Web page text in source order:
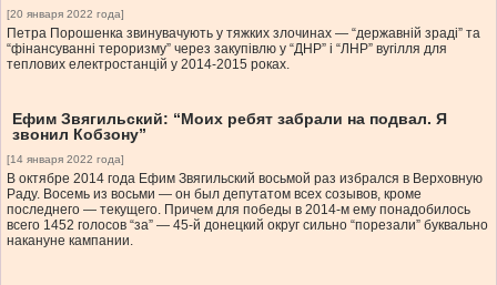
[20 января 2022 года]
Петра Порошенка звинувачують у тяжких злочинах — “державній зраді” та
“фінансуванні тероризму” через закупівлю у “ДНР” і “ЛНР” вугілля для
теплових електростанцій у 2014-2015 роках.
Ефим Звягильский: “Моих ребят забрали на подвал. Я
звонил Кобзону”
[14 января 2022 года]
В октябре 2014 года Ефим Звягильский восьмой раз избрался в Верховную
Раду. Восемь из восьми — он был депутатом всех созывов, кроме
последнего — текущего. Причем для победы в 2014-м ему понадобилось
всего 1452 голосов “за” — 45-й донецкий округ сильно “порезали” буквально
накануне кампании.